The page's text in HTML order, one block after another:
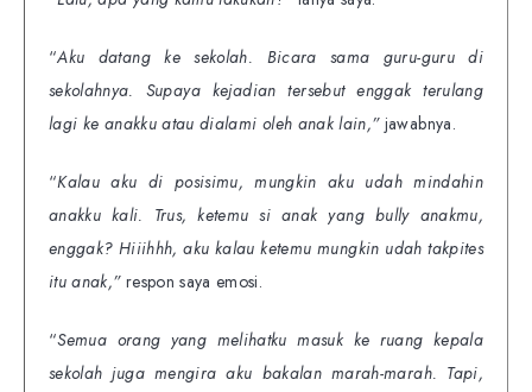
“Aku datang ke sekolah. Bicara sama guru-guru di
sekolahnya. Supaya kejadian tersebut enggak terulang
lagi ke anakku atau dialami oleh anak lain,” jawabnya.
“Kalau aku di posisimu, mungkin aku udah mindahin
anakku kali. Trus, ketemu si anak yang bully anakmu,
enggak? Hiiihhh, aku kalau ketemu mungkin udah takpites
itu anak,”respon saya emosi.
“Semua orang yang melihatku masuk ke ruang kepala
sekolah juga mengira aku bakalan marah-marah. Tapi,